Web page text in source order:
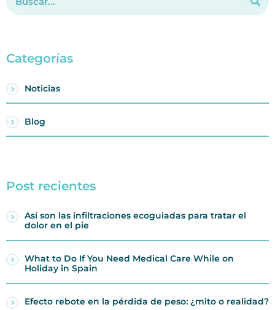
Categorías
Noticias
Blog
Post recientes
Así son las infiltraciones ecoguiadas para tratar el
dolor en el pie
What to Do If You Need Medical Care While on
Holiday in Spain
Efecto rebote en la pérdida de peso: ¿mito o realidad?